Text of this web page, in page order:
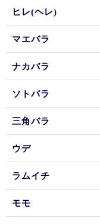
ヒレ(ヘレ)
マエバラ
ナカバラ
ソトバラ
三角バラ
ウデ
ラムイチ
モモ